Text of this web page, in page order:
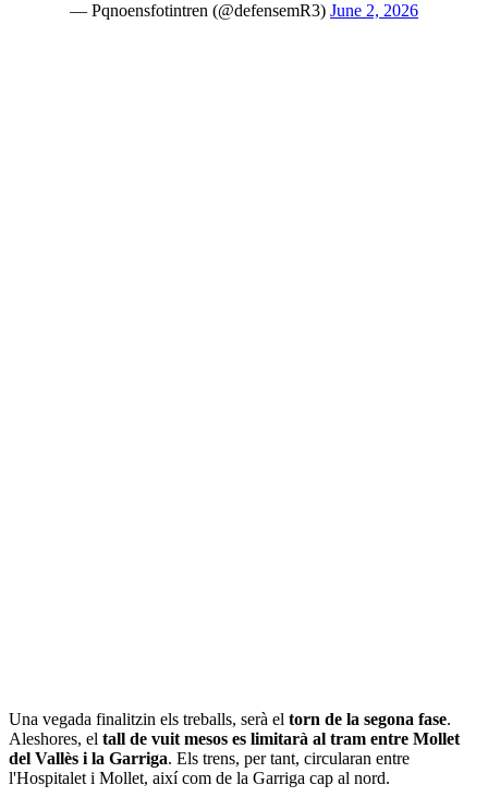
— Pqnoensfotintren (@defensemR3) June 2, 2026
Una vegada finalitzin els treballs, serà el torn de la segona fase.
Aleshores, el tall de vuit mesos es limitarà al tram entre Mollet
del Vallès i la Garriga. Els trens, per tant, circularan entre
l'Hospitalet i Mollet, així com de la Garriga cap al nord.